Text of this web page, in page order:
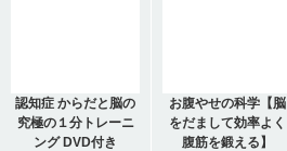
認知症 からだと脳の
究極の１分トレーニ
ング DVD付き
お腹やせの科学【脳
をだまして効率よく
腹筋を鍛える】